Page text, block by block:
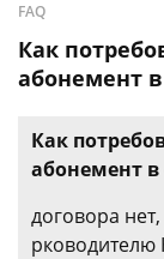
FAQ
Как
абонемент
Как
абонемент
договора
рководителю